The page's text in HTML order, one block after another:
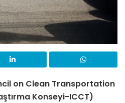
on Clean Transportation
Konseyi-ICCT)